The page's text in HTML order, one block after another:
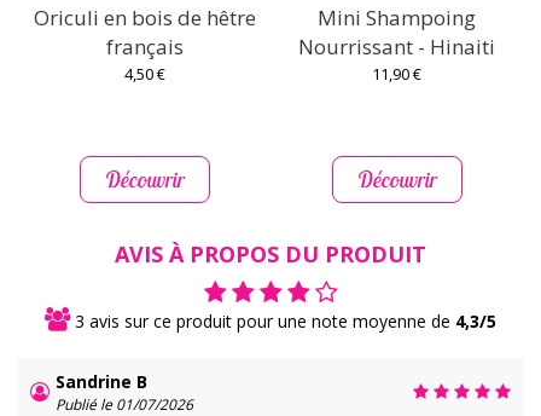
Oriculi en bois de hêtre
français
4,50 €
Découvrir
Mini Shampoing
Nourrissant - Hinaiti
11,90 €
Découvrir
AVIS À PROPOS DU PRODUIT
3 avis sur ce produit pour une note moyenne de 4,3/5
Sandrine B
Publié le 01/07/2026